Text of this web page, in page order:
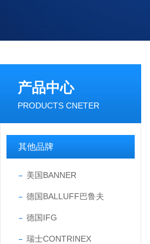
产品中心
PRODUCTS CNETER
其他品牌
美国BANNER
德国BALLUFF巴鲁夫
德国IFG
瑞士CONTRINEX